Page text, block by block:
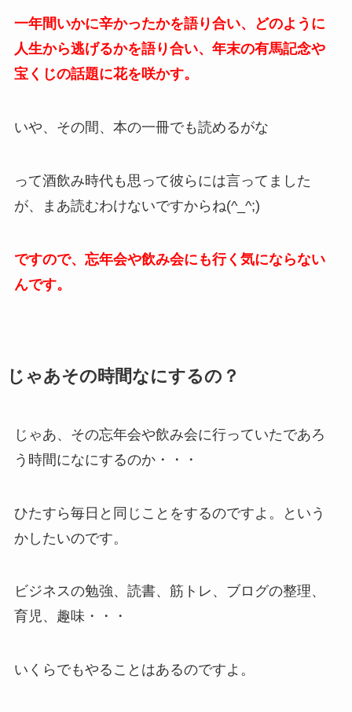
一年間いかに辛かったかを語り合い、どのように
人生から逃げるかを語り合い、年末の有馬記念や
宝くじの話題に花を咲かす。
いや、その間、本の一冊でも読めるがな
って酒飲み時代も思って彼らには言ってました
が、まあ読むわけないですからね(^_^;)
ですので、忘年会や飲み会にも行く気にならない
んです。
じゃあその時間なにするの？
じゃあ、その忘年会や飲み会に行っていたであろ
う時間になにするのか・・・
ひたすら毎日と同じことをするのですよ。という
かしたいのです。
ビジネスの勉強、読書、筋トレ、ブログの整理、
育児、趣味・・・
いくらでもやることはあるのですよ。